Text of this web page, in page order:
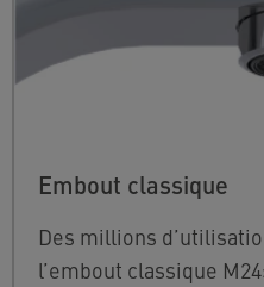
Embout classique
Des millions
l’embout classique